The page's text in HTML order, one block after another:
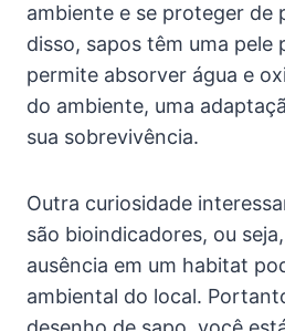
ambiente e se proteger de
disso, sapos têm uma pele
permite absorver água e
do ambiente, uma
sua sobrevivência.
Outra curiosidade
são bioindicadores, ou
ausência em um habitat
ambiental do local.